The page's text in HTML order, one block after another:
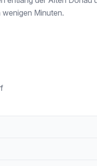
wenigen Minuten.